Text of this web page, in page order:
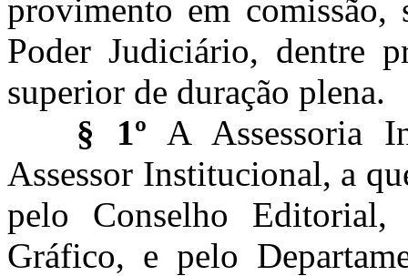
provimento em comissão,
Poder Judiciário, dentre
superior de duração plena.
§ 1º A Assessoria
Assessor Institucional, a
pelo Conselho
Gráfico, e pelo